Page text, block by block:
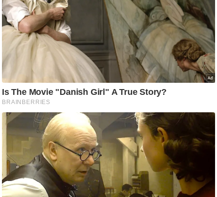
हॉ
ली
वु
ड
ल्म
स
मी
क्षा
e
a
k
i